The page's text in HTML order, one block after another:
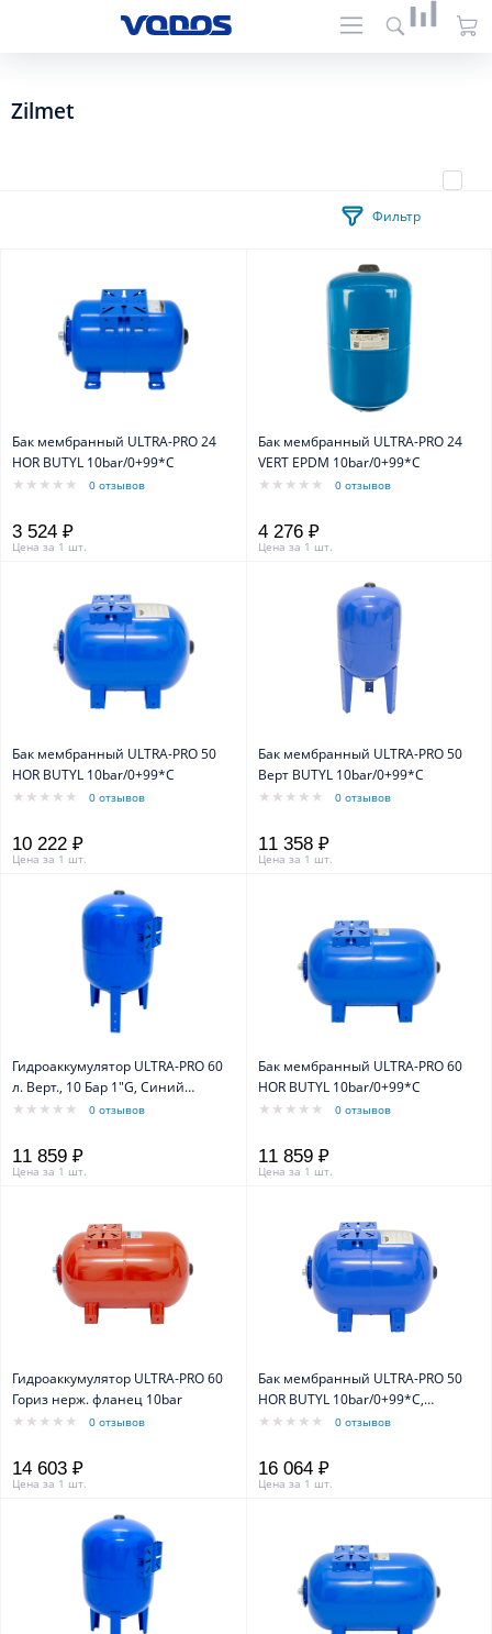
Zilmet
Фильтр
Бак мембранный ULTRA-PRO 24
HOR BUTYL 10bar/0+99*C
0 отзывов
3 524 ₽
Цена за 1 шт.
Бак мембранный ULTRA-PRO 24
VERT EPDM 10bar/0+99*C
0 отзывов
4 276 ₽
Цена за 1 шт.
Бак мембранный ULTRA-PRO 50
HOR BUTYL 10bar/0+99*C
0 отзывов
10 222 ₽
Цена за 1 шт.
Бак мембранный ULTRA-PRO 50
Верт BUTYL 10bar/0+99*C
0 отзывов
11 358 ₽
Цена за 1 шт.
Гидроаккумулятор ULTRA-PRO 60
л. Верт., 10 Бар 1"G, Синий
1100006004
0 отзывов
11 859 ₽
Цена за 1 шт.
Бак мембранный ULTRA-PRO 60
HOR BUTYL 10bar/0+99*C
0 отзывов
11 859 ₽
Цена за 1 шт.
Гидроаккумулятор ULTRA-PRO 60
Гориз нерж. фланец 10bar
0 отзывов
14 603 ₽
Цена за 1 шт.
Бак мембранный ULTRA-PRO 50
HOR BUTYL 10bar/0+99*C,
нерж.фланец0 отзывов
16 064 ₽
Цена за 1 шт.